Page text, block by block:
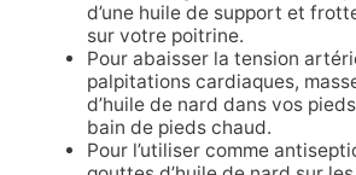
d’une huile de support et
sur votre poitrine.
Pour abaisser la tension
palpitations cardiaques,
d’huile de nard dans vos
bain de pieds chaud.
Pour l’utiliser comme